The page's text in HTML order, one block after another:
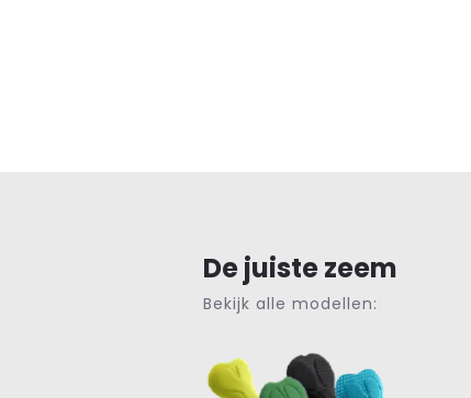
De juiste zeem
Bekijk alle modellen: